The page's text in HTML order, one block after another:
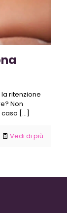
ritenzione
Non
[…]
Vedi di più